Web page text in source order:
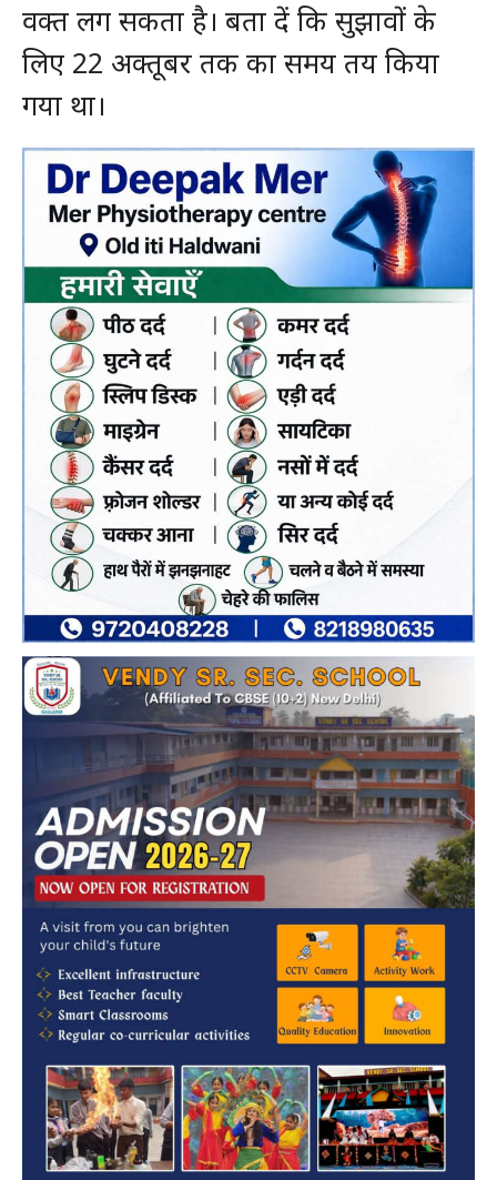
वक्त लग सकता है। बता दें कि सुझावों के
लिए 22 अक्तूबर तक का समय तय किया
गया था।